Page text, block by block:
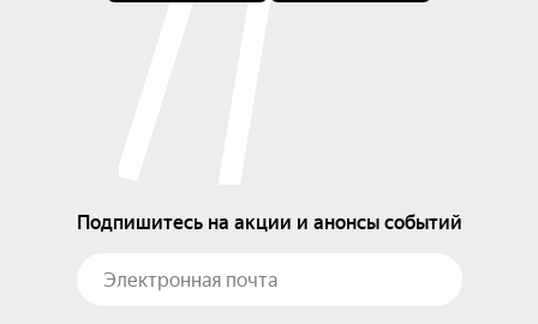
Подпишитесь на акции и анонсы событий